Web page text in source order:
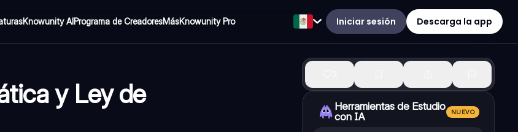
Knowunity AIPrograma de CreadoresMásKnowunity Pro Iniciar sesión Descarga la app
y Ley de
Herramientas de Estudio
con IA
NUEVO